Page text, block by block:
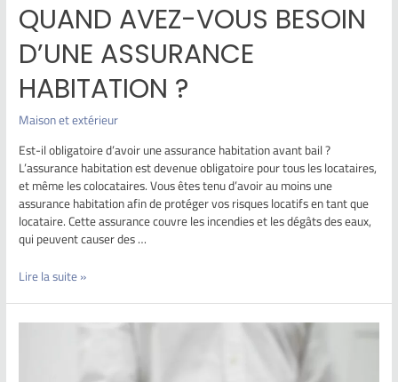
QUAND AVEZ-VOUS BESOIN
D’UNE ASSURANCE
HABITATION ?
Maison et extérieur
Est-il obligatoire d’avoir une assurance habitation avant bail ?
L’assurance habitation est devenue obligatoire pour tous les locataires,
et même les colocataires. Vous êtes tenu d’avoir au moins une
assurance habitation afin de protéger vos risques locatifs en tant que
locataire. Cette assurance couvre les incendies et les dégâts des eaux,
qui peuvent causer des …
Lire la suite »